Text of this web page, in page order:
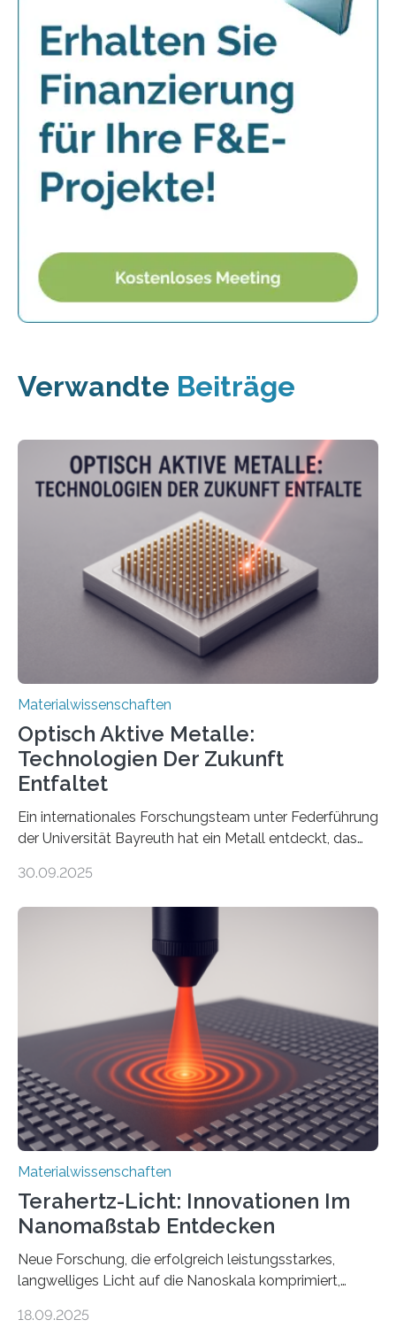
Verwandte Beiträge
Materialwissenschaften
Optisch Aktive Metalle:
Technologien Der Zukunft
Entfaltet
Ein internationales Forschungsteam unter Federführung
der Universität Bayreuth hat ein Metall entdeckt, das
Dadurch ist es in der Lage, eine sogenannte zweite
Nichtmetallen vorkommt und insbesondere für
Sensorik und Elektrotechnik von Interesse ist. Über ihre
Erkenntnisse berichten die Forschenden im Journal of
the American Chemical Society. —What for?
Materialien, die gleichzeitig Strom leiten und Licht
beeinflussen können, sind für viele moderne
Technologien…
30.09.2025
Materialwissenschaften
Terahertz-Licht: Innovationen Im
Nanomaßstab Entdecken
Neue Forschung, die erfolgreich leistungsstarkes,
langwelliges Licht auf die Nanoskala komprimiert,
optoelektronischen Geräten ermöglichen, geleitet von
18.09.2025